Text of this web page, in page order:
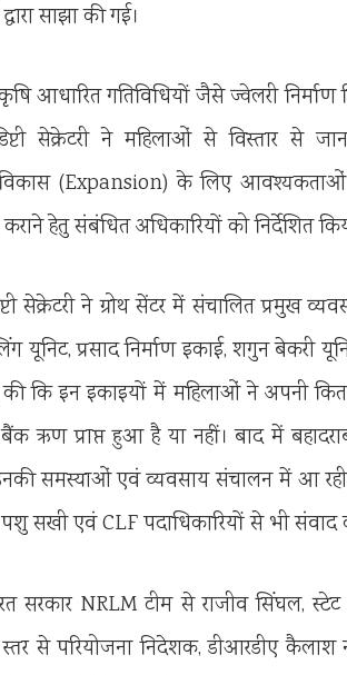
साझा की गई।
आधारित गतिविधियों जैसे ज्वेलरी
सेक्रेटरी ने महिलाओं से विस्तार से
(Expansion) के लिए
हेतु संबंधित अधिकारियों को निर्देशित
सेक्रेटरी ने ग्रोथ सेंटर में संचालित प्रमुख
यूनिट, प्रसाद निर्माण इकाई, शगुन बेकरी
की कि इन इकाइयों में महिलाओं ने अपनी
ऋण प्राप्त हुआ है या नहीं। बाद में
समस्याओं एवं व्यवसाय संचालन में आ
सखी एवं CLF पदाधिकारियों से भी संवाद
सरकार NRLM टीम से राजीव सिंघल,
से परियोजना निदेशक, डीआरडीए कैलाश